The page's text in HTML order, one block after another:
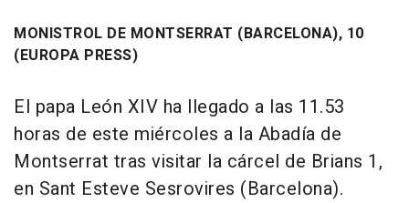
MONISTROL DE MONTSERRAT (BARCELONA), 10
(EUROPA PRESS)
El papa León XIV ha llegado a las 11.53
horas de este miércoles a la Abadía de
Montserrat tras visitar la cárcel de Brians 1,
en Sant Esteve Sesrovires (Barcelona).